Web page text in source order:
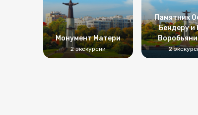
Монумент Матери
2 экскурсии
Памятник
Бендеру и
2